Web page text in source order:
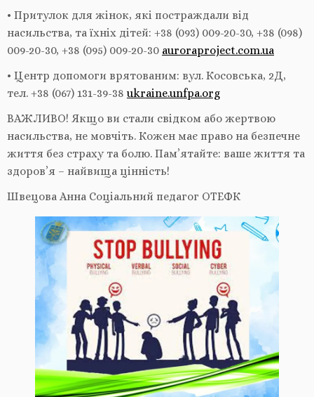
• Притулок для жінок, які постраждали від
насильства, та їхніх дітей: +38 (093) 009-20-30, +38 (098)
009-20-30, +38 (095) 009-20-30 auroraproject.com.ua
• Центр допомоги врятованим: вул. Косовська, 2Д,
тел. +38 (067) 131-39-38 ukraine.unfpa.org
ВАЖЛИВО! Якщо ви стали свідком або жертвою
насильства, не мовчіть. Кожен має право на безпечне
життя без страху та болю. Пам’ятайте: ваше життя та
здоров’я – найвища цінність!
Швецова Анна Соціальний педагог ОТЕФК